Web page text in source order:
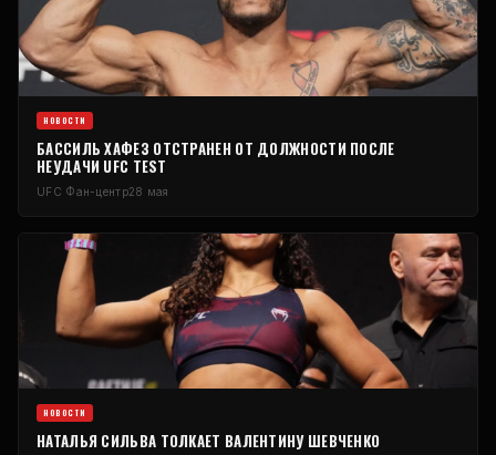
НОВОСТИ
БАССИЛЬ ХАФЕЗ ОТСТРАНЕН ОТ ДОЛЖНОСТИ ПОСЛЕ
НЕУДАЧИ UFC TEST
UFC Фан-центр28 мая
НОВОСТИ
НАТАЛЬЯ СИЛЬВА ТОЛКАЕТ ВАЛЕНТИНУ ШЕВЧЕНКО